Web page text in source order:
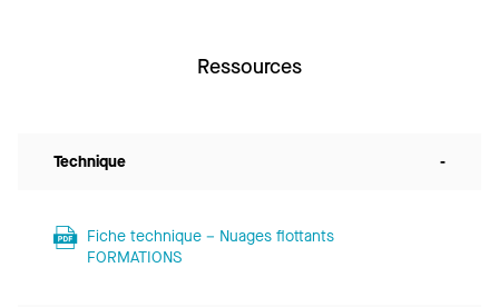
Ressources
Technique -
Fiche technique – Nuages flottants
FORMATIONS